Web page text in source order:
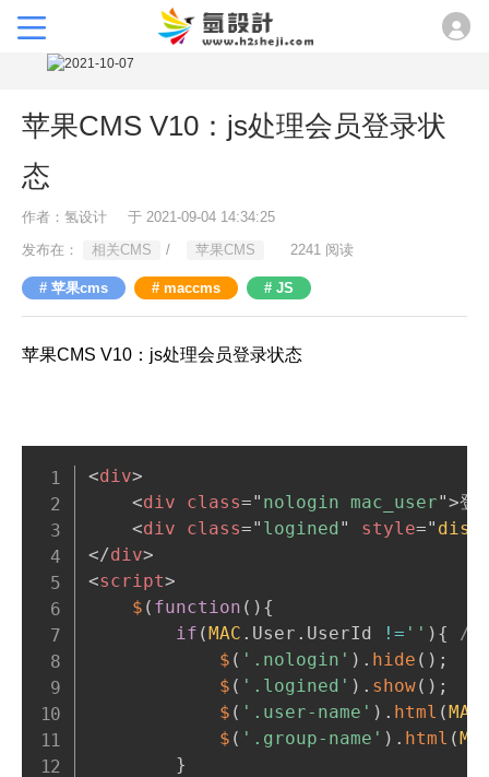
苹果CMS V10：js处理会员登录状
态
作者：氢设计
于 2021-09-04 14:34:25
发布在：
相关CMS / 苹果CMS 2241 阅读
苹果cms maccms JS
苹果CMS V10：js处理会员登录状态
<div>
<div class=" nologin mac_user">登
<div class=" logined " style="
</div>
<script>
$ ( function ( ) {
if (MAC . User . UserId != '' ) {
//
$ ( '.nologin' ) . hide ( ) ;
$ ( '.logined' ) . show( ) ;
$ ( '.user-name' ) . html (MAC
$ ( '.group-name' ) . html (
}